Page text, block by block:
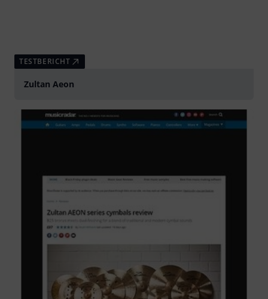
TESTBERICHT
Zultan Aeon